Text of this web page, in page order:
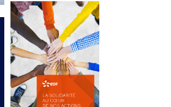
La
prévention
des conflits
d’intérêts
18 septembre 2023
FEUILLETER